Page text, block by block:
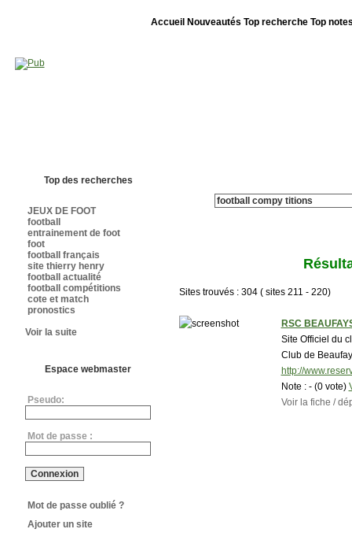
Accueil Nouveautés Top recherche Top
Top des recherches
JEUX DE FOOT
football
entrainement de foot
foot
football français
site thierry henry
football actualité
football compétitions
cote et match
pronostics
Voir la suite
Espace webmaster
Pseudo:
Mot de passe :
Mot de passe oublié ?
Ajouter un site
Sites trouvés : 304 ( sites 211 - 220)
RSC
Site Officiel du
Club de
http://
Note : - (0 vote)
Voir la fiche /